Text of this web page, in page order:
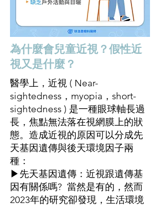
為什麼會兒童近視？假性近
視又是什麼？
醫學上，近視 ( Near-
sightedness，myopia，short-
sightedness ) 是一種眼球軸長過
長，焦點無法落在視網膜上的狀
態。造成近視的原因可以分成先
天基因遺傳與後天環境因子兩
種：
▶先天基因遺傳：近視跟遺傳基
因有關係嗎? 當然是有的，然而
2023年的研究卻發現，生活環境